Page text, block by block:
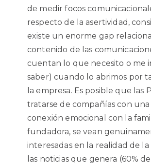
de medir focos
respecto de la asertividad,
existe un enorme gap
contenido de las
cuentan lo que necesito o me
saber) cuando lo abrimos por
la empresa. Es posible que las
tratarse de compañías con
conexión emocional con la
fundadora, se vean
interesadas en la realidad de
las noticias que genera (60%